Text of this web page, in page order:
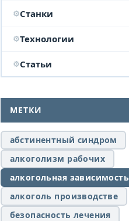
Станки
Технологии
Статьи
МЕТКИ
абстинентный синдром
алкоголизм рабочих
алкогольная зависимость
алкоголь производстве
безопасность лечения